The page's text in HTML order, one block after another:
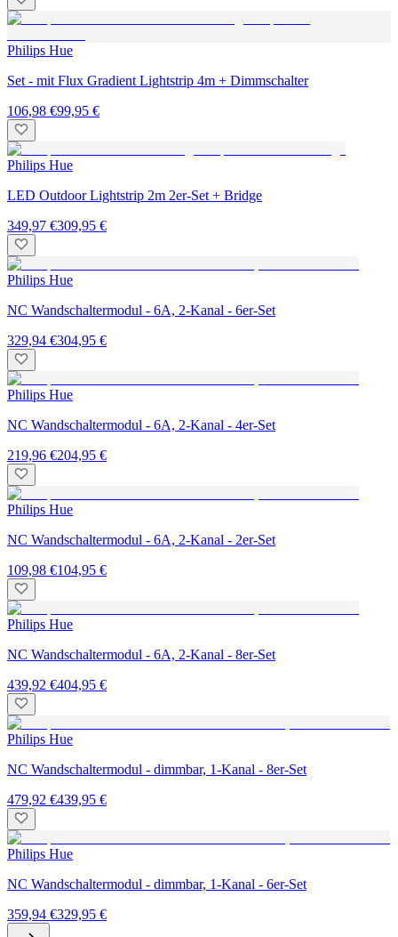
Philips Hue
Set - mit Flux Gradient Lightstrip 4m + Dimmschalter
106,98 €99,95 €
Philips Hue
LED Outdoor Lightstrip 2m 2er-Set + Bridge
349,97 €309,95 €
Philips Hue
NC Wandschaltermodul - 6A, 2-Kanal - 6er-Set
329,94 €304,95 €
Philips Hue
NC Wandschaltermodul - 6A, 2-Kanal - 4er-Set
219,96 €204,95 €
Philips Hue
NC Wandschaltermodul - 6A, 2-Kanal - 2er-Set
109,98 €104,95 €
Philips Hue
NC Wandschaltermodul - 6A, 2-Kanal - 8er-Set
439,92 €404,95 €
Philips Hue
NC Wandschaltermodul - dimmbar, 1-Kanal - 8er-Set
479,92 €439,95 €
Philips Hue
NC Wandschaltermodul - dimmbar, 1-Kanal - 6er-Set
359,94 €329,95 €